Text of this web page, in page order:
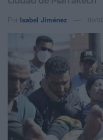
Por Isabel Jiménez 09/